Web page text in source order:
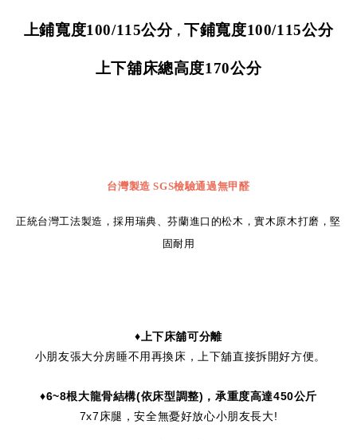
上鋪寬度100/115公分， 下鋪寬度100/115公分
上下舖床總高度170公分
台灣製造 SGS檢驗通過無甲醛
正統台灣工法製造，採用瑞典、芬蘭進口的松木，實木原木打磨，堅
固耐用
♦上下床舖可分離
小朋友張大分房睡不用再換床，上下舖直接拆開好方便。
♦6~8根大龍骨結構(依床型調整) ，承重度高達450公斤
7x7床腿，安全無憂好放心小朋友長大!